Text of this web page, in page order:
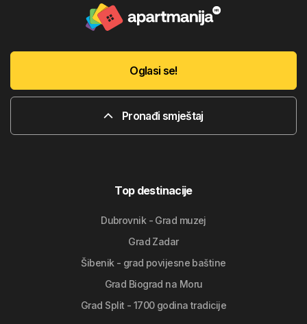
Oglasi se!
Pronađi smještaj
Top destinacije
Dubrovnik - Grad muzej
Grad Zadar
Šibenik - grad povijesne baštine
Grad Biograd na Moru
Grad Split - 1700 godina tradicije